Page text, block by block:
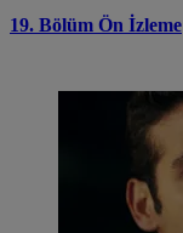
19. Bölüm Ön İzleme